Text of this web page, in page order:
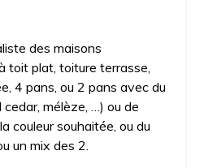
des maisons
toit plat, toiture terrasse,
4 pans, ou 2 pans avec du
mélèze, …) ou de
couleur souhaitée, ou du
un mix des 2.